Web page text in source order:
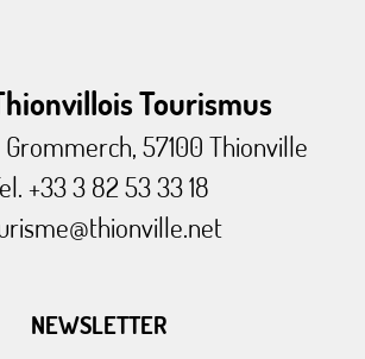
Tourismus
Grommerch, 57100 Thionville
+33 3 82 53 33 18
NEWSLETTER